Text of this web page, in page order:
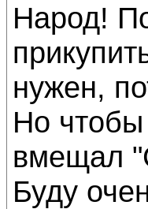
Народ!
нужен,
Но
вмещал
Буду